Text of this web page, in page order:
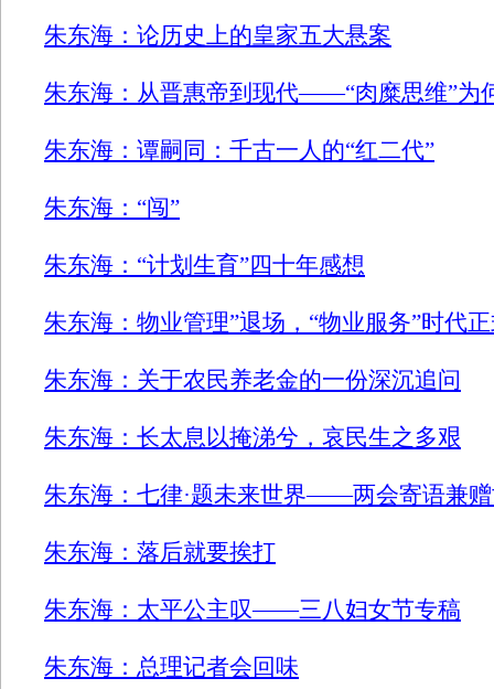
朱东海：论历史上的皇家五大悬案
朱东海：从晋惠帝到现代——“肉糜思维”为
朱东海：谭嗣同：千古一人的“红二代”
朱东海：“闯”
朱东海：“计划生育”四十年感想
朱东海：物业管理”退场，“物业服务”时代
朱东海：关于农民养老金的一份深沉追问
朱东海：长太息以掩涕兮，哀民生之多艰
朱东海：七律·题未来世界——两会寄语兼
朱东海：落后就要挨打
朱东海：太平公主叹——三八妇女节专稿
朱东海：总理记者会回味